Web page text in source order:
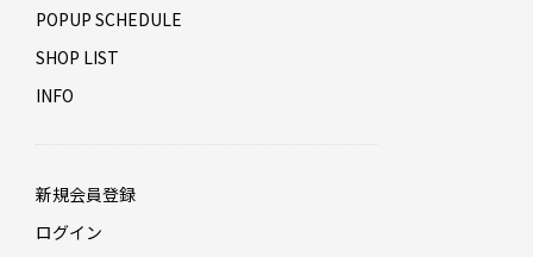
POPUP SCHEDULE
SHOP LIST
INFO
新規会員登録
ログイン